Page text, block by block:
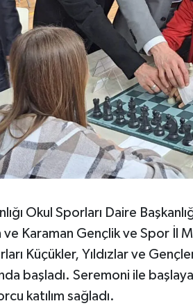
Okul Sporları Daire
ve Karaman Gençlik ve Spor İl
Küçükler, Yıldızlar ve
başladı. Seremoni ile
katılım sağladı.